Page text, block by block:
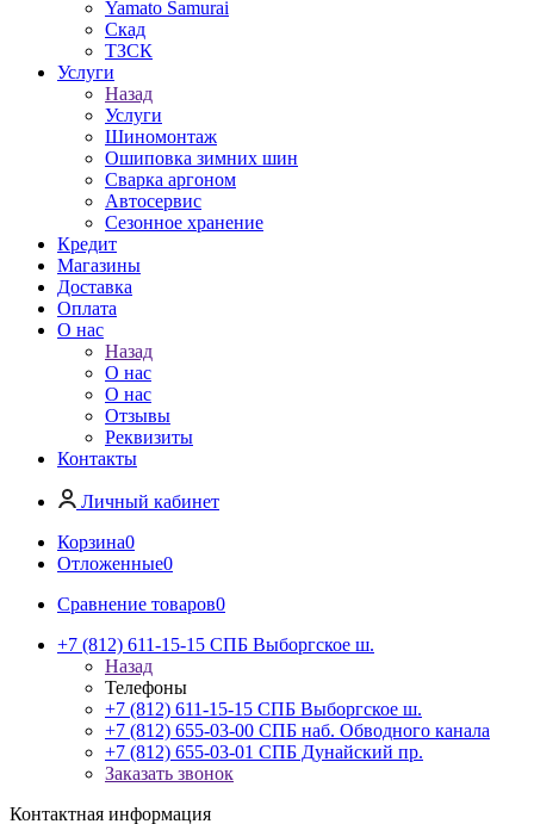
Yamato Samurai
Скад
ТЗСК
Услуги
Назад
Услуги
Шиномонтаж
Ошиповка зимних шин
Сварка аргоном
Автосервис
Сезонное хранение
Кредит
Магазины
Доставка
Оплата
О нас
Назад
О нас
О нас
Отзывы
Реквизиты
Контакты
Личный кабинет
Корзина0
Отложенные0
Сравнение товаров0
+7 (812) 611-15-15 СПБ Выборгское ш.
Назад
Телефоны
+7 (812) 611-15-15 СПБ Выборгское ш.
+7 (812) 655-03-00 СПБ наб. Обводного канала
+7 (812) 655-03-01 СПБ Дунайский пр.
Заказать звонок
Контактная информация